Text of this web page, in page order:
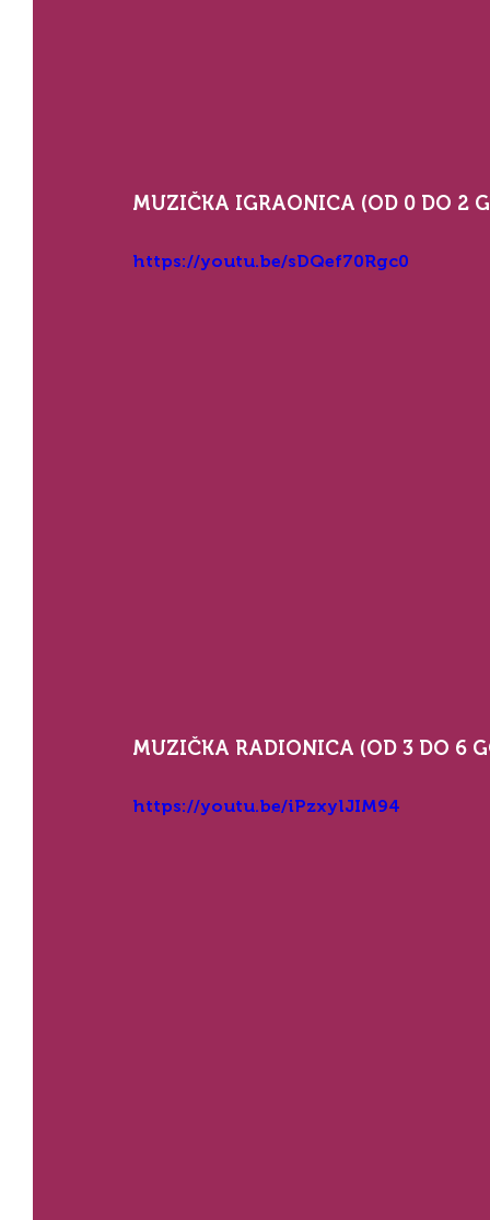
MUZIČKA IGRAONICA (OD 0 DO 2
https://youtu.be/sDQef70Rgc0
MUZIČKA RADIONICA (OD 3 DO 6
https://youtu.be/iPzxylJIM94